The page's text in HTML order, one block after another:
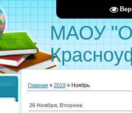
МАОУ
Главная » 2019 » Ноябрь
26 Ноября, Вторник